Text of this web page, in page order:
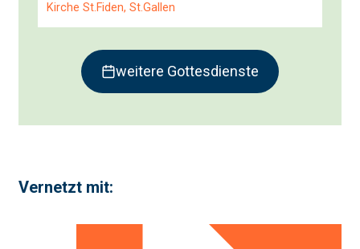
Kirche St.Fiden, St.Gallen
weitere Gottesdienste
Vernetzt mit: